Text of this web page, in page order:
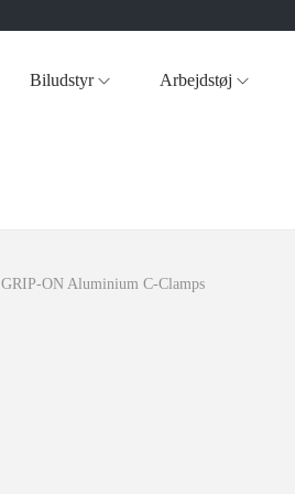
Biludstyr Arbejdstøj
GRIP-ON Aluminium C-Clamps